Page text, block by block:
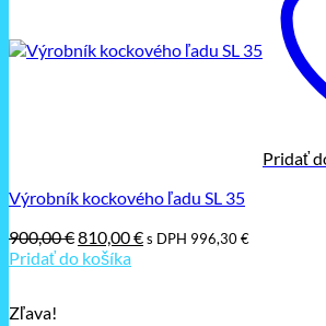
Pridať
Výrobník kockového ľadu SL 35
900,00€Pôvodná
cena
810,00€Aktuálna
s DPH 996,30€
Pridať do košíka
Zľava!